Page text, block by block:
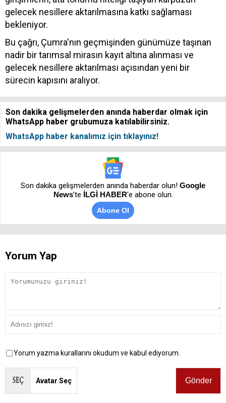
gelecek nesillere aktarılmasına katkı sağlaması
bekleniyor.
Bu çağrı, Çumra'nın geçmişinden günümüze taşınan
nadir bir tarımsal mirasın kayıt altına alınması ve
gelecek nesillere aktarılması açısından yeni bir
sürecin kapısını aralıyor.
Son dakika gelişmelerden anında haberdar olmak için
WhatsApp haber grubumuza katılabilirsiniz.
WhatsApp haber kanalımız için tıklayınız!
Son dakika gelişmelerden anında haberdar olun! Google
News’te İLGİ HABER'e abone olun.
Abone Ol
Yorum Yap
Yorum yazma kurallarını okudum ve kabul ediyorum.
Avatar Seç